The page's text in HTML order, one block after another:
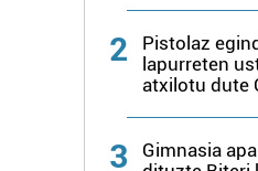
2
Pistolaz
lapurreten
atxilotu dute
3
Gimnasia